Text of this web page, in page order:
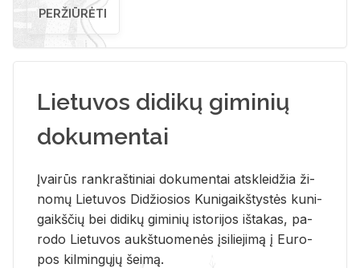
PERŽIŪRĖTI
Lietuvos didikų giminių
dokumentai
Įvai­rūs rank­raš­ti­niai do­ku­men­tai at­sklei­džia ži­
no­mų Lie­tu­vos Di­džio­sios Ku­ni­gaikš­tys­tės ku­ni­
gaikš­čių bei di­di­kų gi­mi­nių is­to­ri­jos iš­ta­kas, pa­
ro­do Lie­tu­vos aukš­tuo­me­nės įsi­lie­ji­mą į Eu­ro­
pos kil­min­gų­jų šei­mą.